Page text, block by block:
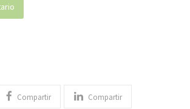
Compartir Compartir